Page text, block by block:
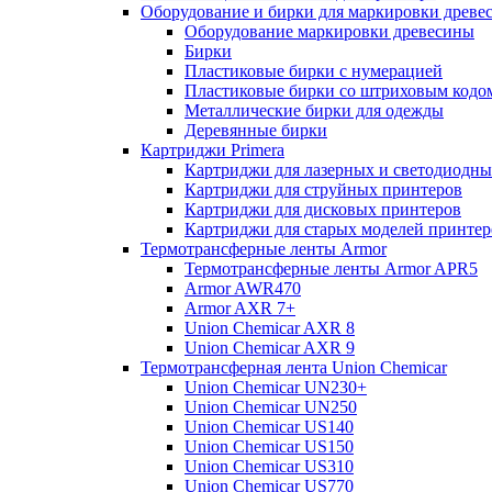
Оборудование и бирки для маркировки
Оборудование маркировки древесины
Бирки
Пластиковые бирки с нумерацией
Пластиковые бирки со штриховым
Металлические бирки для одежды
Деревянные бирки
Картриджи Primera
Картриджи для лазерных и
Картриджи для струйных принтеров
Картриджи для дисковых принтеров
Картриджи для старых моделей
Термотрансферные ленты Armor
Термотрансферные ленты Armor APR5
Armor AWR470
Armor AXR 7+
Union Chemicar AXR 8
Union Chemicar AXR 9
Термотрансферная лента Union Chemicar
Union Chemicar UN230+
Union Chemicar UN250
Union Chemicar US140
Union Chemicar US150
Union Chemicar US310
Union Chemicar US770